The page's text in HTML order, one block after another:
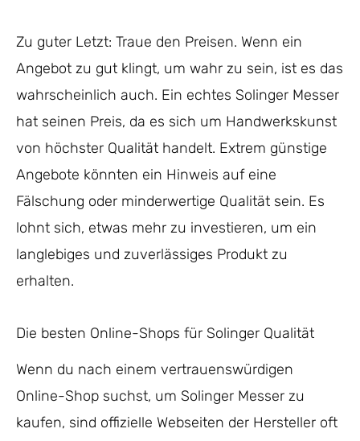
Zu guter Letzt: Traue den Preisen. Wenn ein
Angebot zu gut klingt, um wahr zu sein, ist es das
wahrscheinlich auch. Ein echtes Solinger Messer
hat seinen Preis, da es sich um Handwerkskunst
von höchster Qualität handelt. Extrem günstige
Angebote könnten ein Hinweis auf eine
Fälschung oder minderwertige Qualität sein. Es
lohnt sich, etwas mehr zu investieren, um ein
langlebiges und zuverlässiges Produkt zu
erhalten.
Die besten Online-Shops für Solinger Qualität
Wenn du nach einem vertrauenswürdigen
Online-Shop suchst, um Solinger Messer zu
kaufen, sind offizielle Webseiten der Hersteller oft